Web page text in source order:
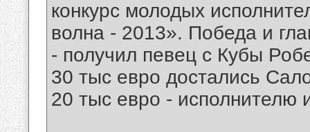
конкурс молодых
волна - 2013». Победа и
- получил певец с Кубы
30 тыс евро достались
20 тыс евро - исполнителю